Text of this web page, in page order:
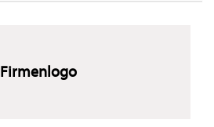
Firmenlogo